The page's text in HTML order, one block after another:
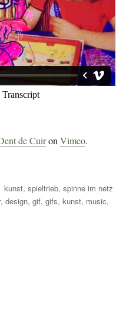
de CuironVimeo.
Kategorien
kunst,spieltrieb,spinne im netz
,design,gif,gifs,kunst, music,